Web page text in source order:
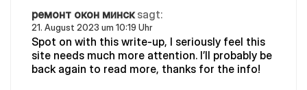
ремонт окон минск sagt:
21. August 2023 um 10:19 Uhr
Spot on with this write-up, I seriously feel this
site needs much more attention. I’ll probably be
back again to read more, thanks for the info!